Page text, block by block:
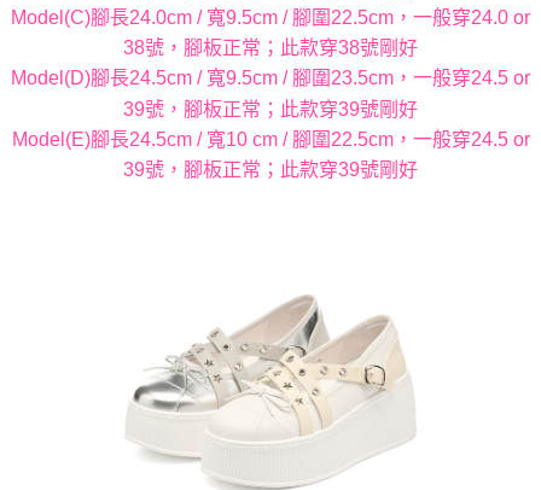
Model(C)腳長24.0cm / 寬9.5cm / 腳圍22.5cm，一般穿24.0 or
38號，腳板正常；此款穿38號剛好
Model(D)腳長24.5cm / 寬9.5cm / 腳圍23.5cm，一般穿24.5 or
39號，腳板正常；此款穿39號剛好
Model(E)腳長24.5cm / 寬10 cm / 腳圍22.5cm，一般穿24.5 or
39號，腳板正常；此款穿39號剛好